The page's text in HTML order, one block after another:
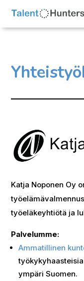
Katja Noponen Oy
työeläkeyhtiötä ja
Palvelumme:
Ammatillinen
ympäri Suomen.